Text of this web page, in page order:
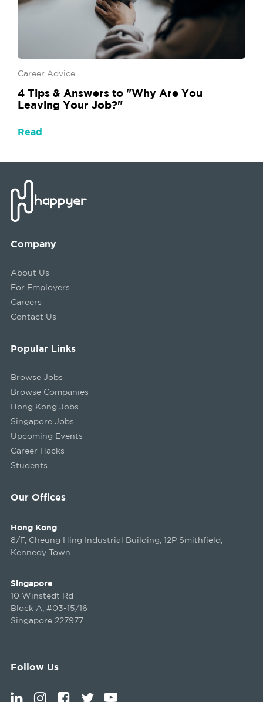
Career Advice
4 Tips & Answers to "Why Are You
Leaving Your Job?"
Read
Company
About Us
For Employers
Careers
Contact Us
Our Offices
Hong Kong
8/F, Cheung Hing Industrial Building, 12P Smithfield,
Kennedy Town
Singapore
10 Winstedt Rd
Block A, #03-15/16
Singapore 227977
Popular Links
Browse Jobs
Browse Companies
Hong Kong Jobs
Singapore Jobs
Upcoming Events
Career Hacks
Students
Follow Us